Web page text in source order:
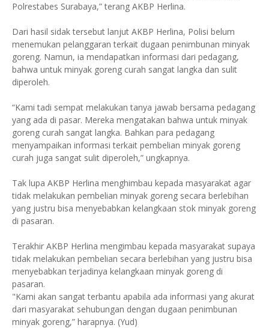
Polrestabes Surabaya,” terang AKBP Herlina.
Dari hasil sidak tersebut lanjut AKBP Herlina, Polisi belum
menemukan pelanggaran terkait dugaan penimbunan minyak
goreng. Namun, ia mendapatkan informasi dari pedagang,
bahwa untuk minyak goreng curah sangat langka dan sulit
diperoleh.
“Kami tadi sempat melakukan tanya jawab bersama pedagang
yang ada di pasar. Mereka mengatakan bahwa untuk minyak
goreng curah sangat langka. Bahkan para pedagang
menyampaikan informasi terkait pembelian minyak goreng
curah juga sangat sulit diperoleh,” ungkapnya.
Tak lupa AKBP Herlina menghimbau kepada masyarakat agar
tidak melakukan pembelian minyak goreng secara berlebihan
yang justru bisa menyebabkan kelangkaan stok minyak goreng
di pasaran.
Terakhir AKBP Herlina mengimbau kepada masyarakat supaya
tidak melakukan pembelian secara berlebihan yang justru bisa
menyebabkan terjadinya kelangkaan minyak goreng di
pasaran.
"Kami akan sangat terbantu apabila ada informasi yang akurat
dari masyarakat sehubungan dengan dugaan penimbunan
minyak goreng,” harapnya. (Yud)